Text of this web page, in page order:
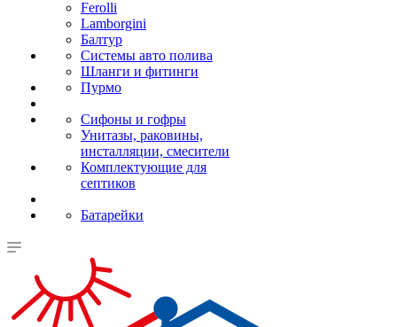
Ferolli
Lamborgini
Балтур
Системы авто полива
Шланги и фитинги
Пурмо
Сифоны и гофры
Унитазы, раковины,
инсталляции, смесители
Комплектующие для
септиков
Батарейки